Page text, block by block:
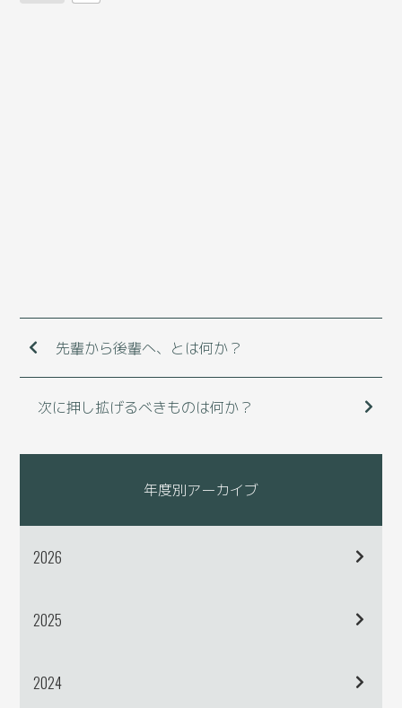
先輩から後輩へ、とは何か？
次に押し拡げるべきものは何か？
年度別アーカイブ
2026
2025
2024